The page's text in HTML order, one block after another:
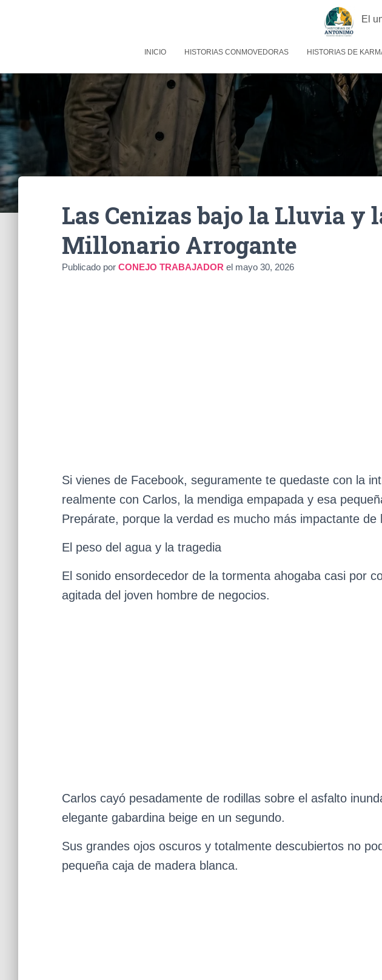
El
INICIO HISTORIAS CONMOVEDORAS HISTORIAS DE
Las Cenizas bajo la Lluvia y
Millonario Arrogante
Publicado por CONEJO TRABAJADOR el mayo 30, 2026
Si vienes de Facebook, seguramente te quedaste con la
realmente con Carlos, la mendiga empapada y esa
Prepárate, porque la verdad es mucho más impactante de
El peso del agua y la tragedia
El sonido ensordecedor de la tormenta ahogaba casi por
agitada del joven hombre de negocios.
Carlos cayó pesadamente de rodillas sobre el asfalto
elegante gabardina beige en un segundo.
Sus grandes ojos oscuros y totalmente descubiertos no
pequeña caja de madera blanca.